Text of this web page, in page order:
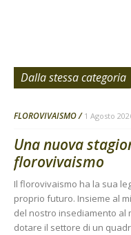
Dalla stessa categoria
FLOROVIVAISMO 1 Agosto
Una nuova
florovivaismo
Il florovivaismo ha la sua
proprio futuro. Insieme al
del nostro insediamento al
dotare il settore di un